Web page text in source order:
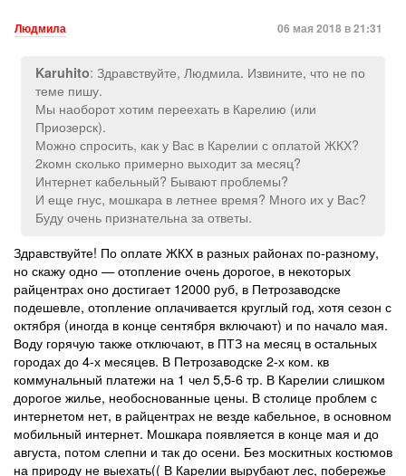
Людмила 06 мая 2018 в 21:31
Karuhito: Здравствуйте, Людмила. Извините, что не по
теме пишу.
Мы наоборот хотим переехать в Карелию (или
Приозерск).
Можно спросить, как у Вас в Карелии с оплатой ЖКХ?
2комн сколько примерно выходит за месяц?
Интернет кабельный? Бывают проблемы?
И еще гнус, мошкара в летнее время? Много их у Вас?
Буду очень признательна за ответы.
Здравствуйте! По оплате ЖКХ в разных районах по-разному,
но скажу одно — отопление очень дорогое, в некоторых
райцентрах оно достигает 12000 руб, в Петрозаводске
подешевле, отопление оплачивается круглый год, хотя сезон с
октября (иногда в конце сентября включают) и по начало мая.
Воду горячую также отключают, в ПТЗ на месяц в остальных
городах до 4-х месяцев. В Петрозаводске 2-х ком. кв
коммунальный платежи на 1 чел 5,5-6 тр. В Карелии слишком
дорогое жилье, необоснованные цены. В столице проблем с
интернетом нет, в райцентрах не везде кабельное, в основном
мобильный интернет. Мошкара появляется в конце мая и до
августа, потом слепни и так до осени. Без москитных костюмов
на природу не выехать(( В Карелии вырубают лес, побережье